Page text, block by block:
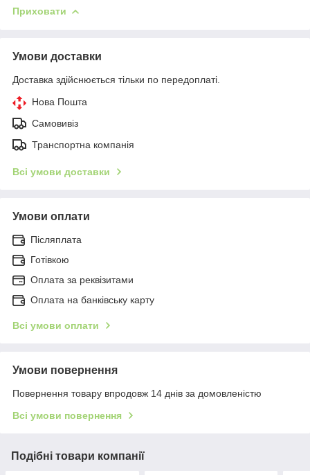
Приховати
Умови доставки
Доставка здійснюється тільки по передоплаті.
Нова Пошта
Самовивіз
Транспортна компанія
Всі умови доставки
Умови оплати
Післяплата
Готівкою
Оплата за реквізитами
Оплата на банківську карту
Всі умови оплати
Умови повернення
Повернення товару впродовж 14 днів за домовленістю
Всі умови повернення
Подібні товари компанії